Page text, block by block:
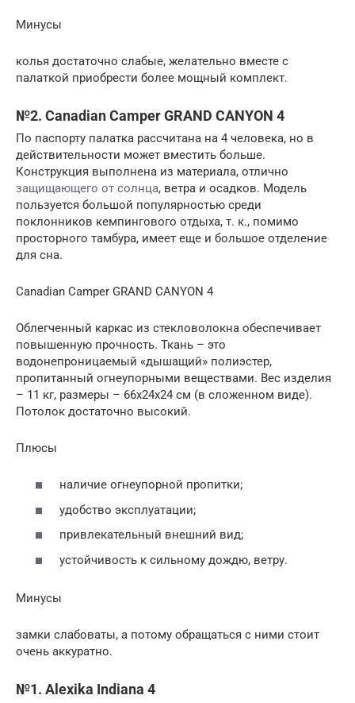
Минусы
колья достаточно слабые, желательно вместе с
палаткой приобрести более мощный комплект.
№2. Canadian Camper GRAND CANYON 4
По паспорту палатка рассчитана на 4 человека, но в
действительности может вместить больше.
Конструкция выполнена из материала, отлично
защищающего от солнца, ветра и осадков. Модель
пользуется большой популярностью среди
поклонников кемпингового отдыха, т. к., помимо
просторного тамбура, имеет еще и большое отделение
для сна.
Canadian Camper GRAND CANYON 4
Облегченный каркас из стекловолокна обеспечивает
повышенную прочность. Ткань – это
водонепроницаемый «дышащий» полиэстер,
пропитанный огнеупорными веществами. Вес изделия
– 11 кг, размеры – 66х24х24 см (в сложенном виде).
Потолок достаточно высокий.
Плюсы
наличие огнеупорной пропитки;
удобство эксплуатации;
привлекательный внешний вид;
устойчивость к сильному дождю, ветру.
Минусы
замки слабоваты, а потому обращаться с ними стоит
очень аккуратно.
№1. Alexika Indiana 4